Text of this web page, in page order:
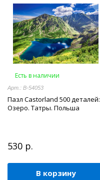
Есть в наличии
Арт.: B-54053
Пазл Castorland 500 деталей:
Озеро. Татры. Польша
530 р.
В корзину